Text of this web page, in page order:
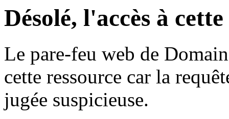
Désolé, l'accès à
Le pare-feu web de
cette ressource car la
jugée suspicieuse.